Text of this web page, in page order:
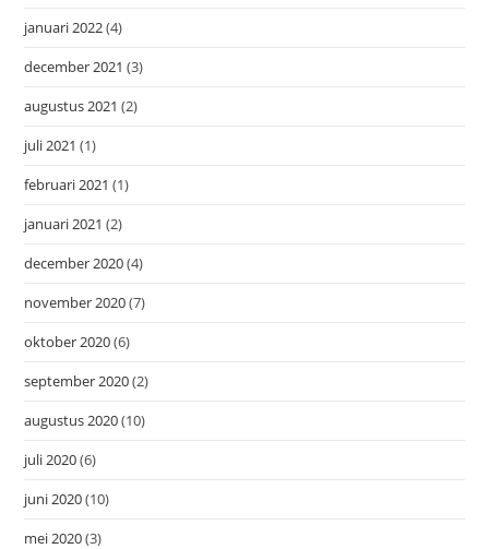
januari 2022(4)
december 2021 (3)
augustus 2021 (2)
juli 2021 (1)
februari 2021 (1)
januari 2021 (2)
december 2020(4)
november 2020(7)
oktober 2020(6)
september 2020(2)
augustus 2020(10)
juli 2020(6)
juni 2020(10)
mei 2020(3)